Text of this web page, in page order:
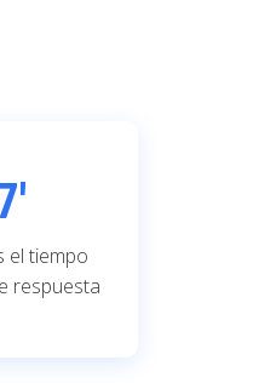
el tiempo
respuesta